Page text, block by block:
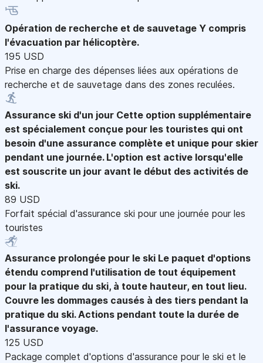
Opération de recherche et de sauvetage Y compris
l'évacuation par hélicoptère.
195 USD
Prise en charge des dépenses liées aux opérations de
recherche et de sauvetage dans des zones reculées.
Assurance ski d'un jour Cette option supplémentaire
est spécialement conçue pour les touristes qui ont
besoin d'une assurance complète et unique pour skier
pendant une journée. L'option est active lorsqu'elle
est souscrite un jour avant le début des activités de
ski.
89 USD
Forfait spécial d'assurance ski pour une journée pour les
touristes
Assurance prolongée pour le ski Le paquet d'options
étendu comprend l'utilisation de tout équipement
pour la pratique du ski, à toute hauteur, en tout lieu.
Couvre les dommages causés à des tiers pendant la
pratique du ski. Actions pendant toute la durée de
l'assurance voyage.
125 USD
Package complet d'options d'assurance pour le ski et le